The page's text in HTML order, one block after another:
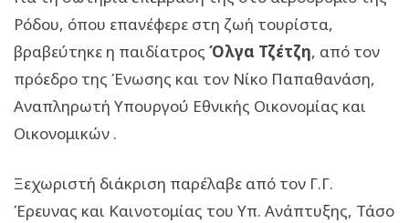
Ρόδου, όπου επανέφερε στη ζωή τουρίστα,
βραβεύτηκε η παιδίατρος Όλγα Τζέτζη, από τον
πρόεδρο της Ένωσης και τον Νίκο Παπαθανάση,
Αναπληρωτή Υπουργού Εθνικής Οικονομίας και
Οικονομικών .
Ξεχωριστή διάκριση παρέλαβε από τον Γ.Γ.
Έρευνας και Καινοτομίας του Υπ. Ανάπτυξης, Τάσο